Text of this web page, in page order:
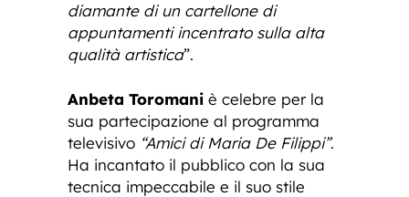
diamante di un cartellone di
appuntamenti incentrato sulla alta
qualità artistica”.
Anbeta Toromani è celebre per la
sua partecipazione al programma
televisivo “Amici di Maria De Filippi”.
Ha incantato il pubblico con la sua
tecnica impeccabile e il suo stile